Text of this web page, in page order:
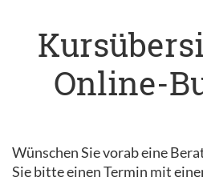
Online-
Wünschen Sie vorab eine
Sie bitte einen Termin mit